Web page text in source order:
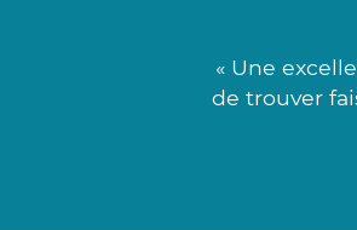
« Une
de trouver